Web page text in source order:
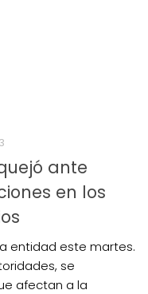
ante
en los
entidad este martes.
se
afectan a la